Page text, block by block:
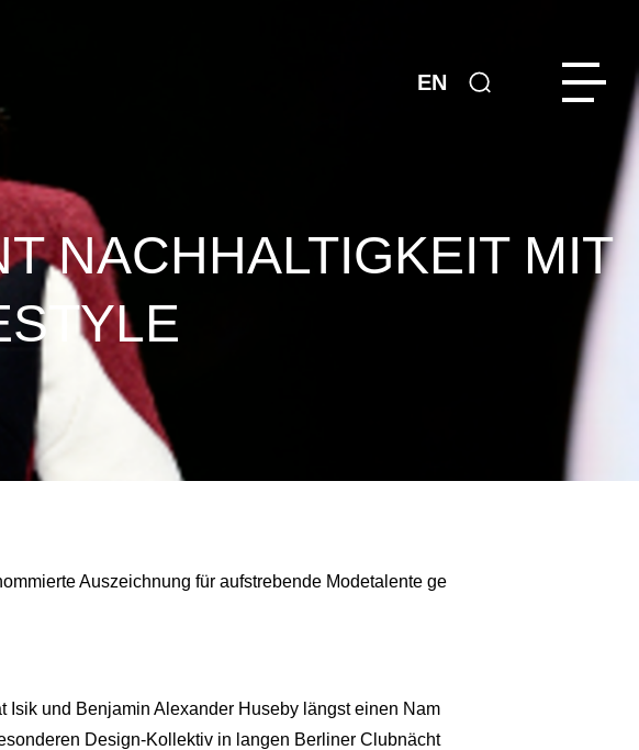
EN
NACHHALTIGKEIT MIT
Auszeichnung für aufstrebende Modetalente ge
Isik und Benjamin Alexander Huseby längst einen Nam
Design-Kollektiv in langen Berliner Clubnächt